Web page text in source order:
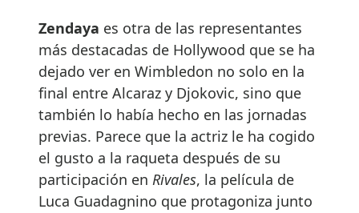
Zendaya es otra de las representantes
más destacadas de Hollywood que se ha
dejado ver en Wimbledon no solo en la
final entre Alcaraz y Djokovic, sino que
también lo había hecho en las jornadas
previas. Parece que la actriz le ha cogido
el gusto a la raqueta después de su
participación en Rivales, la película de
Luca Guadagnino que protagoniza junto